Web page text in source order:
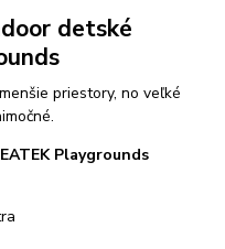
detské
priestory, no veľké
Playgrounds